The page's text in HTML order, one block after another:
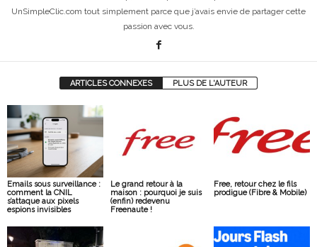
UnSimpleClic.com tout simplement parce que j’avais envie de partager cette
passion avec vous.
ARTICLES CONNEXES PLUS DE L'AUTEUR
Emails sous surveillance :
comment la CNIL
s’attaque aux pixels
espions invisibles
Le grand retour à la
maison : pourquoi je suis
(enfin) redevenu
Freenaute !
Free, retour chez le fils
prodigue (Fibre & Mobile)